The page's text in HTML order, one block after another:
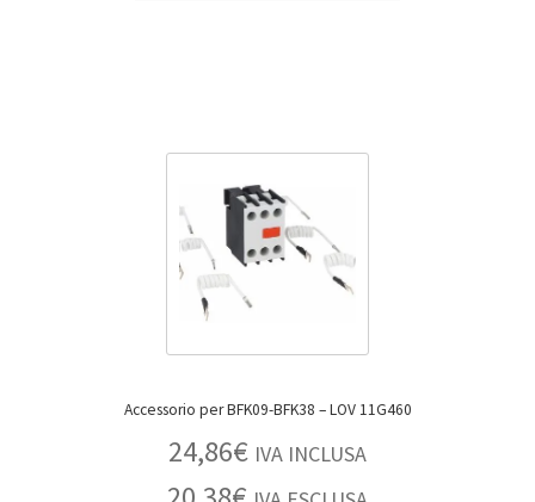
Accessorio per BFK09-BFK38 – LOV 11G460
24,86€ IVA INCLUSA